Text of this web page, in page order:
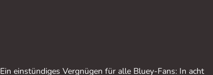
Ein einstündiges Vergnügen für alle Bluey-Fans: In acht